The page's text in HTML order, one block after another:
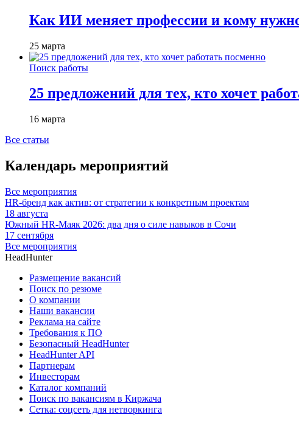
Как ИИ меняет профессии и кому
25 марта
Поиск работы
25 предложений для тех, кто хочет
16 марта
Все статьи
Календарь мероприятий
Все мероприятия
HR-бренд как актив: от стратегии к конкретным проектам
18 августа
Южный HR-Маяк 2026: два дня о силе навыков в Сочи
17 сентября
Все мероприятия
HeadHunter
Размещение вакансий
Поиск по резюме
О компании
Наши вакансии
Реклама на сайте
Требования к ПО
Безопасный HeadHunter
HeadHunter API
Партнерам
Инвесторам
Каталог компаний
Поиск по вакансиям в Киржача
Сетка: соцсеть для нетворкинга